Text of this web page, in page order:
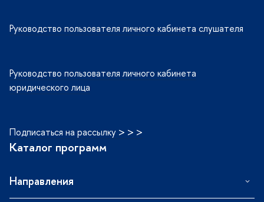
Руководство пользователя личного кабинета слушателя
Руководство пользователя личного кабинета
юридического лица
Подписаться на рассылку > > >
Каталог программ
Направления